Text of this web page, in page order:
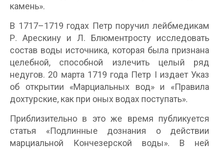
камень».
В 1717–1719 годах Петр поручил лейбмедикам
Р. Арескину и Л. Блюментросту исследовать
состав воды источника, которая была признана
целебной, способной излечить целый ряд
недугов. 20 марта 1719 года Петр I издает Указ
об открытии «Марциальных вод» и «Правила
дохтурские, как при оных водах поступать».
Приблизительно в это же время публикуется
статья «Подлинные дознания о действии
марциальной Кончезерской воды». В ней